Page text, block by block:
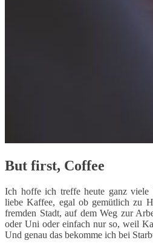
But first, Coffee
Ich hoffe ich treffe heute ganz
liebe Kaffee, egal ob gemütlich zu
fremden Stadt, auf dem Weg zur
oder Uni oder einfach nur so, weil
Und genau das bekomme ich bei